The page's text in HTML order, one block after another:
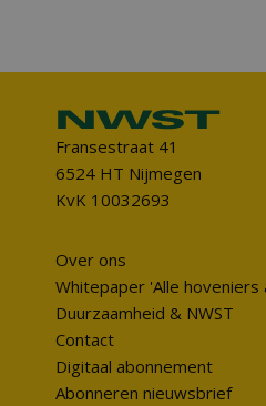
Fransestraat 41
6524 HT Nijmegen
KvK 10032693
Over ons
Whitepaper 'Alle hoveniers
Duurzaamheid & NWST
Contact
Digitaal abonnement
Abonneren nieuwsbrief